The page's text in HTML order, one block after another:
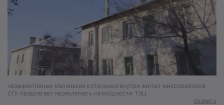
неэффективные маленькие котельные внутри жилых микрорайонов
СГК предлагает переключать на мощности ТЭЦ
Скачать